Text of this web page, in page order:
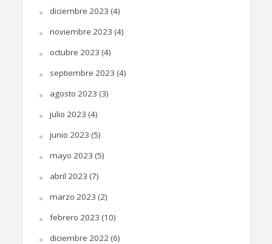
diciembre 2023 (4)
noviembre 2023 (4)
octubre 2023 (4)
septiembre 2023 (4)
agosto 2023 (3)
julio 2023 (4)
junio 2023 (5)
mayo 2023 (5)
abril 2023 (7)
marzo 2023 (2)
febrero 2023 (10)
diciembre 2022(6)